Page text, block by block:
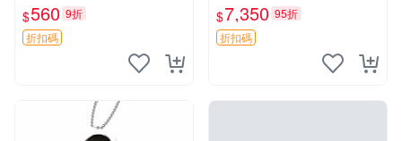
戲， CONDITION近乎全新，
超值收藏推薦！ 高達 游戲 P
SV 盒裝
$560 9折
折扣碼
貨供應 傳說之下 PSV 典藏版
日版 游戲
$7,350 95折
折扣碼